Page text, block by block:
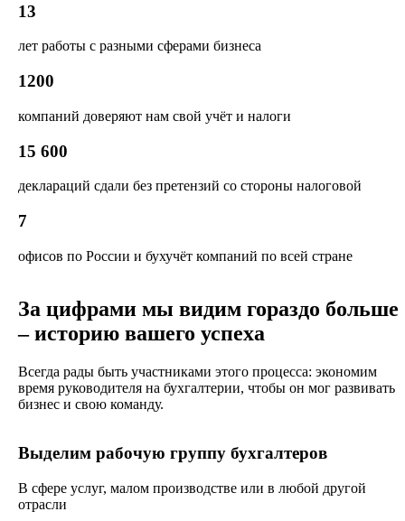
13
лет работы с разными сферами бизнеса
1200
компаний доверяют нам свой учёт и налоги
15 600
деклараций сдали без претензий со стороны налоговой
7
офисов по России и бухучёт компаний по всей стране
За цифрами мы видим гораздо больше
– историю вашего успеха
Всегда рады быть участниками этого процесса: экономим
время руководителя на бухгалтерии, чтобы он мог развивать
бизнес и свою команду.
Выделим рабочую группу бухгалтеров
В сфере услуг, малом производстве или в любой другой
отрасли